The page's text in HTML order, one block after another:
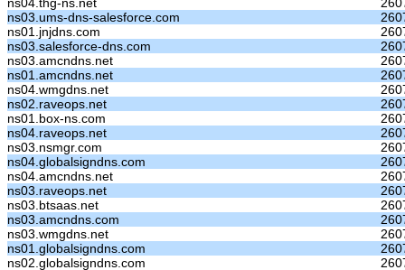
ns03.ums-dns-salesforce.com
ns01.jnjdns.com
ns03.salesforce-dns.com
ns03.amcndns.net
ns01.amcndns.net
ns04.wmgdns.net
ns02.raveops.net
ns01.box-ns.com
ns04.raveops.net
ns03.nsmgr.com
ns04.globalsigndns.com
ns04.amcndns.net
ns03.raveops.net
ns03.btsaas.net
ns03.amcndns.com
ns03.wmgdns.net
ns01.globalsigndns.com
ns02.globalsigndns.com